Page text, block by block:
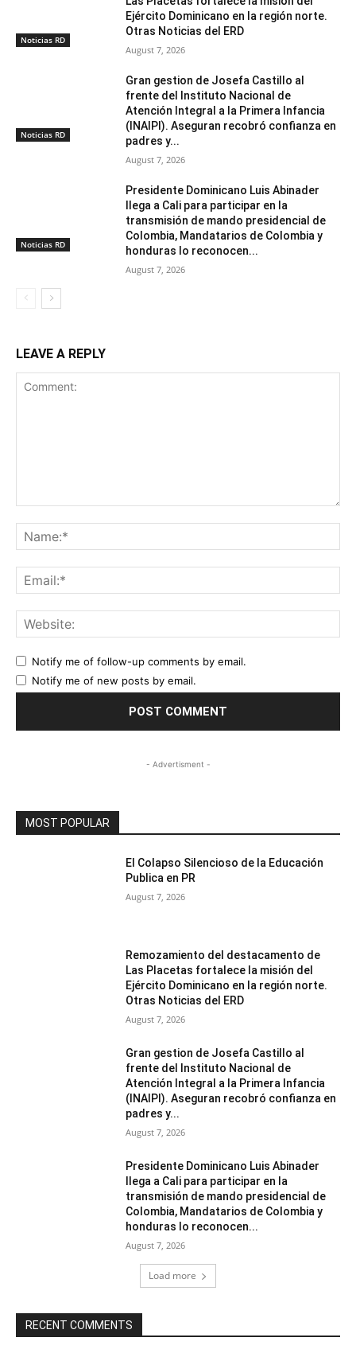
Noticias RD
Ejército Dominicano en la región norte.
Otras Noticias del ERD
August 7, 2026
Noticias RD
Gran gestion de Josefa Castillo al
frente del Instituto Nacional de
Atención Integral a la Primera Infancia
(INAIPI). Aseguran recobró confianza en
padres y...
August 7, 2026
Noticias RD
Presidente Dominicano Luis Abinader
llega a Cali para participar en la
transmisión de mando presidencial de
Colombia, Mandatarios de Colombia y
honduras lo reconocen...
August 7, 2026
LEAVE A REPLY
Notify me of follow-up comments by email.
Notify me of new posts by email.
- Advertisment -
MOST POPULAR
El Colapso Silencioso de la Educación
Publica en PR
August 7, 2026
Remozamiento del destacamento de
Las Placetas fortalece la misión del
Ejército Dominicano en la región norte.
Otras Noticias del ERD
August 7, 2026
Gran gestion de Josefa Castillo al
frente del Instituto Nacional de
Atención Integral a la Primera Infancia
(INAIPI). Aseguran recobró confianza en
padres y...
August 7, 2026
Presidente Dominicano Luis Abinader
llega a Cali para participar en la
transmisión de mando presidencial de
Colombia, Mandatarios de Colombia y
honduras lo reconocen...
August 7, 2026
Load more
RECENT COMMENTS